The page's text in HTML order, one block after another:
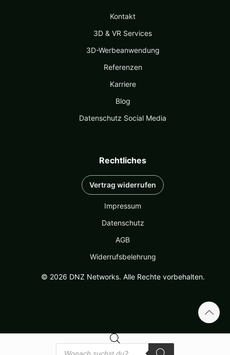
Kontakt
3D & VR Services
3D-Werbeanwendung
Referenzen
Karriere
Blog
Datenschutz Social Media
Rechtliches
Vertrag widerrufen
Impressum
Datenschutz
AGB
Widerrufsbelehrung
© 2026 DNZ Networks. Alle Rechte vorbehalten.
Products
search